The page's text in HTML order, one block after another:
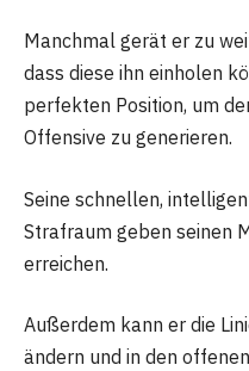
Manchmal gerät er zu
dass diese ihn einholen
perfekten Position, um
Offensive zu generieren.
Seine schnellen,
Strafraum geben seinen
erreichen.
Außerdem kann er die
ändern und in den